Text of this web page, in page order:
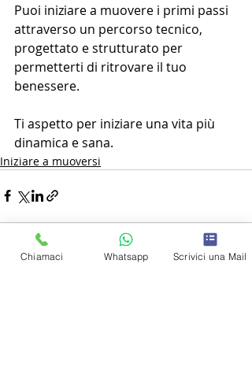
Puoi iniziare a muovere i primi passi
attraverso un percorso tecnico,
progettato e strutturato per
permetterti di ritrovare il tuo
benessere.
Ti aspetto per iniziare una vita più
dinamica e sana.
Iniziare a muoversi
Chiamaci Whatsapp Scrivici una Mail